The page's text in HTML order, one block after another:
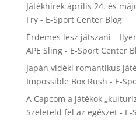
Játékhírek április 24. és
Fry - E-Sport Center Blog
Érdemes lesz játszani –
APE Sling - E-Sport Center
Japán vidéki romantikus
Impossible Box Rush - E-
A Capcom a játékok
Szeleteld fel az egészet -